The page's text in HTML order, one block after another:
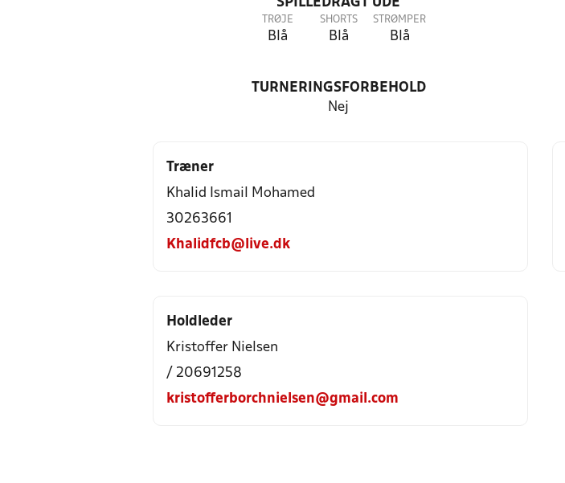
SPILLEDRAGT UDE
TRØJE
Blå
SHORTS
Blå
STRØMPER
Blå
TURNERINGSFORBEHOLD
Nej
Træner
Khalid Ismail Mohamed
30263661
Khalidfcb@live.dk
Holdleder
Kristoffer Nielsen
/ 20691258
kristofferborchnielsen@gmail.com